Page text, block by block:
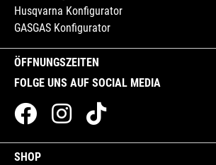
ÖFFNUNGSZEITEN
FOLGE UNS AUF SOCIAL MEDIA
Husqvarna Konfigurator
GASGAS Konfigurator
SHOP